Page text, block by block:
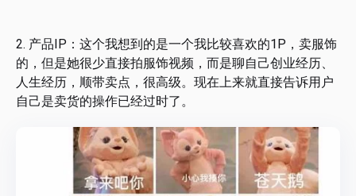
2. 产品IP：这个我想到的是一个我比较喜欢的1P，卖服饰
的，但是她很少直接拍服饰视频，而是聊自己创业经历、
人生经历，顺带卖点，很高级。现在上来就直接告诉用户
自己是卖货的操作已经过时了。